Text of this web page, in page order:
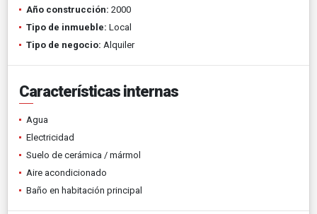
Año construcción: 2000
Tipo de inmueble: Local
Tipo de negocio: Alquiler
Características internas
Agua
Electricidad
Suelo de cerámica / mármol
Aire acondicionado
Baño en habitación principal